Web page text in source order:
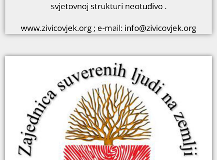
svjetovnoj strukturi neotuđivo .
www.zivicovjek.org ; e-mail: info@zivicovjek.org